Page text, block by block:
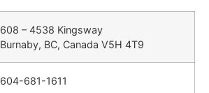
608 – 4538 Kingsway
Burnaby, BC, Canada V5H 4T9
604-681-1611